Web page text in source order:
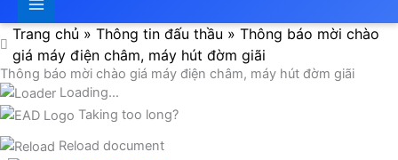
Trang chủ » Thông tin đấu thầu » Thông báo mời chào
giá máy điện châm, máy hút đờm giãi
Thông báo mời chào giá máy điện châm, máy hút đờm giãi
Loading...
Taking too long?
Reload document